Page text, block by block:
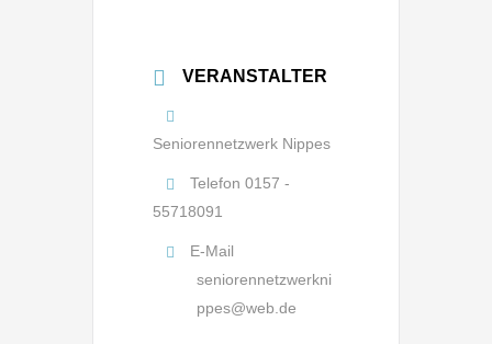
VERANSTALTER
Seniorennetzwerk Nippes
Telefon 0157 -
55718091
E-Mail
seniorennetzwerkni
ppes@web.de